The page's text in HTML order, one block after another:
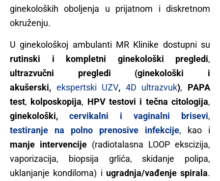
ginekoloških oboljenja u prijatnom i diskretnom
okruženju.
U ginekološkoj ambulanti MR Klinike dostupni su
rutinski i kompletni ginekološki pregledi,
ultrazvučni pregledi (ginekološki i
akušerski, ekspertski UZV, 4D ultrazvuk), PAPA
test, kolposkopija, HPV testovi i tečna citologija,
ginekološki, cervikalni i vaginalni brisevi,
testiranje na polno prenosive infekcije, kao i
manje intervencije (radiotalasna LOOP ekscizija,
vaporizacija, biopsija grlića, skidanje polipa,
uklanjanje kondiloma) i ugradnja/vađenje spirala.